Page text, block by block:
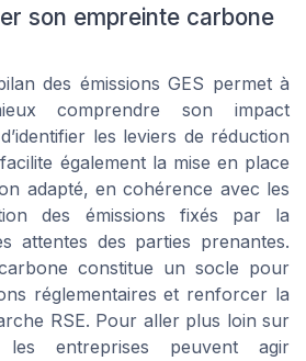
son empreinte carbone
des émissions GES permet à
comprendre son impact
les leviers de réduction
également la mise en place
adapté, en cohérence avec les
des émissions fixés par la
attentes des parties prenantes.
constitue un socle pour
réglementaires et renforcer la
RSE. Pour aller plus loin sur
entreprises peuvent agir